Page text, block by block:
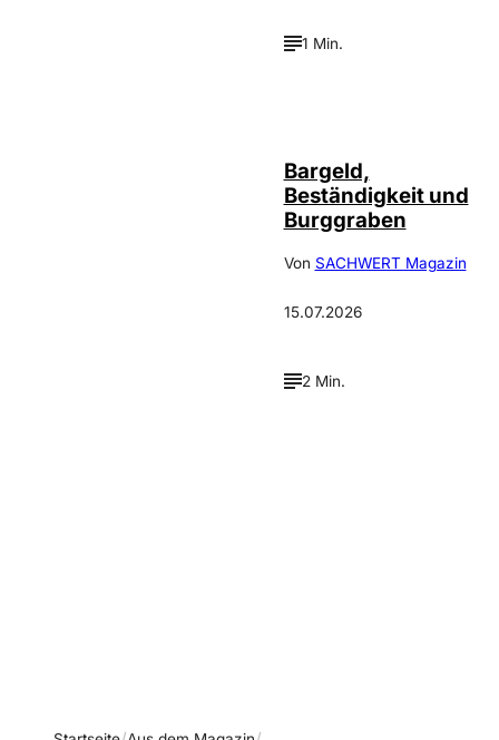
1 Min.
Bargeld,
Beständigkeit und
Burggraben
Von SACHWERT Magazin
15.07.2026
2 Min.